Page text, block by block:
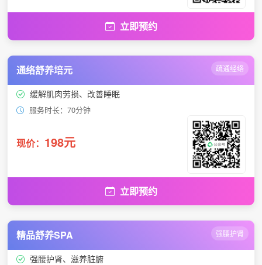
立即预约
通络舒养培元 疏通经络
缓解肌肉劳损、改善睡眠
服务时长：70分钟
现价： 198元
立即预约
精品舒养SPA 强腰护肾
强腰护肾、滋养脏腑